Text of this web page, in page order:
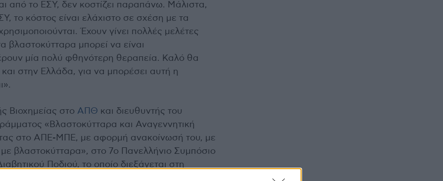
από το ΕΣΥ, δεν κοστίζει παραπάνω. Μάλιστα,
το κόστος είναι ελάχιστο σε σχέση με τα
Έχουν γίνει πολλές μελέτες
βλαστοκύτταρα μπορεί να είναι
μία πολύ φθηνότερη θεραπεία. Καλό θα
και στην Ελλάδα, για να μπορέσει αυτή η
Βιοχημείας στο ΑΠΘ και διευθυντής του
«Βλαστοκύτταρα και Αναγεννητική
στο ΑΠΕ-ΜΠΕ, με αφορμή ανακοίνωσή του, με
βλαστοκύτταρα», στο 7ο Πανελλήνιο Συμπόσιο
Ποδιού, το οποίο διεξάγεται στη